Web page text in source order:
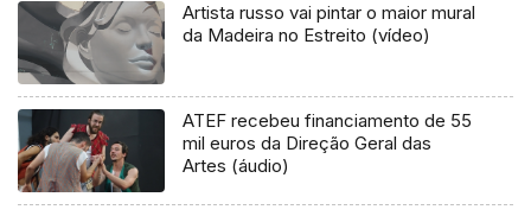
Artista russo vai pintar o maior mural
da Madeira no Estreito (vídeo)
ATEF recebeu financiamento de 55
mil euros da Direção Geral das
Artes (áudio)